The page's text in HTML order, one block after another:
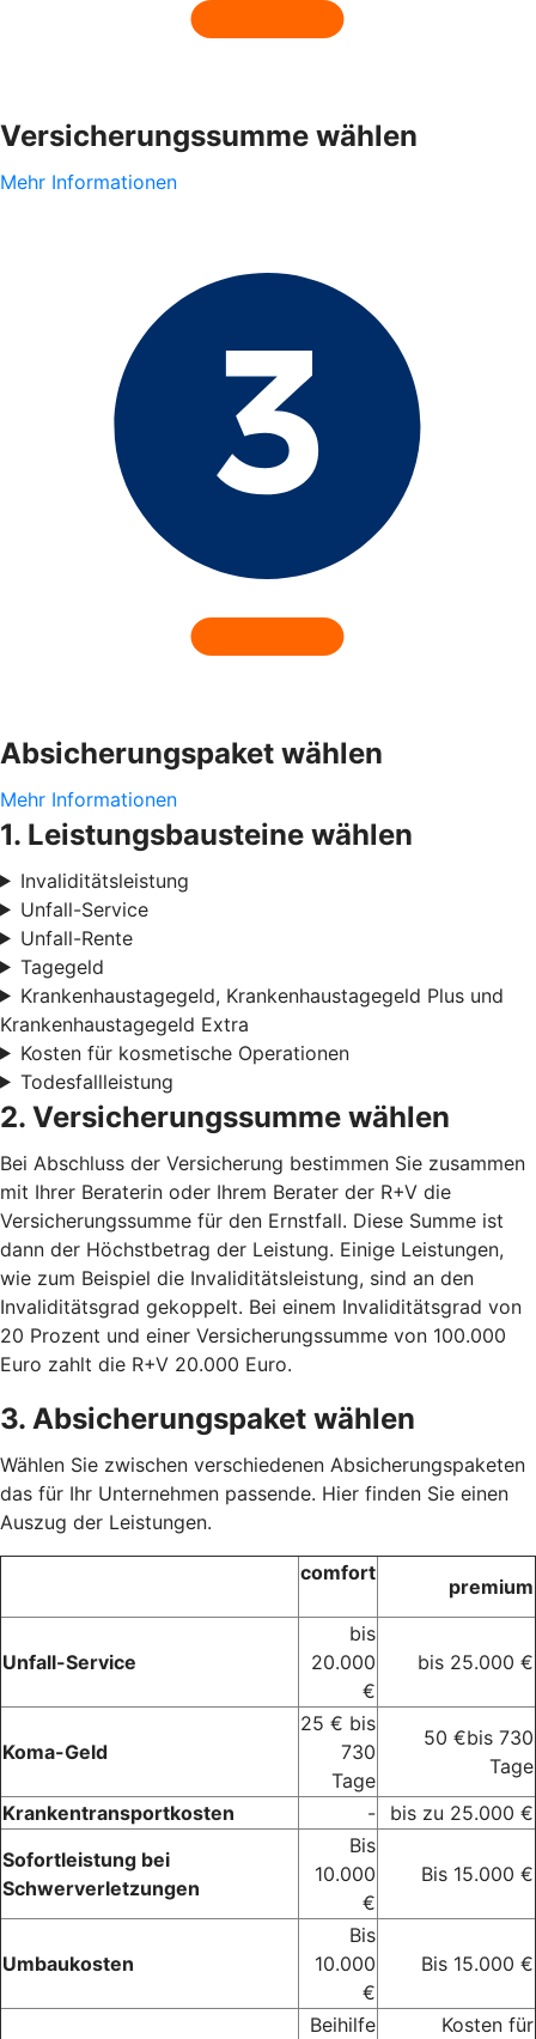
Versicherungssumme wählen
Mehr Informationen
Absicherungspaket wählen
Mehr Informationen
1. Leistungsbausteine wählen
Invaliditätsleistung
Unfall-Service
Unfall-Rente
Tagegeld
Krankenhaustagegeld, Krankenhaustagegeld Plus und
Krankenhaustagegeld Extra
Kosten für kosmetische Operationen
Todesfallleistung
2. Versicherungssumme wählen
Bei Abschluss der Versicherung bestimmen Sie zusammen
mit Ihrer Beraterin oder Ihrem Berater der R+V die
Versicherungssumme für den Ernstfall. Diese Summe ist
dann der Höchstbetrag der Leistung. Einige Leistungen,
wie zum Beispiel die Invaliditätsleistung, sind an den
Invaliditätsgrad gekoppelt. Bei einem Invaliditätsgrad von
20 Prozent und einer Versicherungssumme von 100.000
Euro zahlt die R+V 20.000 Euro.
3. Absicherungspaket wählen
Wählen Sie zwischen verschiedenen Absicherungspaketen
das für Ihr Unternehmen passende. Hier finden Sie einen
Auszug der Leistungen.
comfort
premium
Unfall-Service
bis
20.000
€
bis 25.000 €
Koma-Geld
25 € bis
730
Tage
50 €bis 730
Tage
Krankentransportkosten
-
bis zu 25.000 €
Sofortleistung bei
Schwerverletzungen
Bis
10.000
€
Bis 15.000 €
Umbaukosten
Bis
10.000
€
Bis 15.000 €
Beihilfe
Kosten für